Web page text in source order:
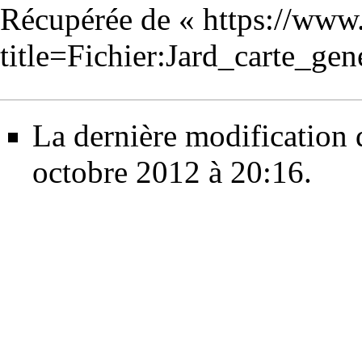
Récupérée de « https://
La dernière modification
octobre 2012 à 20:16.